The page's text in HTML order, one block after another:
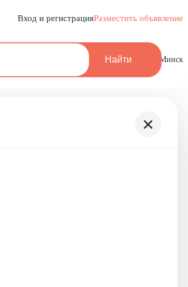
Вход и регистрацияРазместить объявление
Найти Минск
×